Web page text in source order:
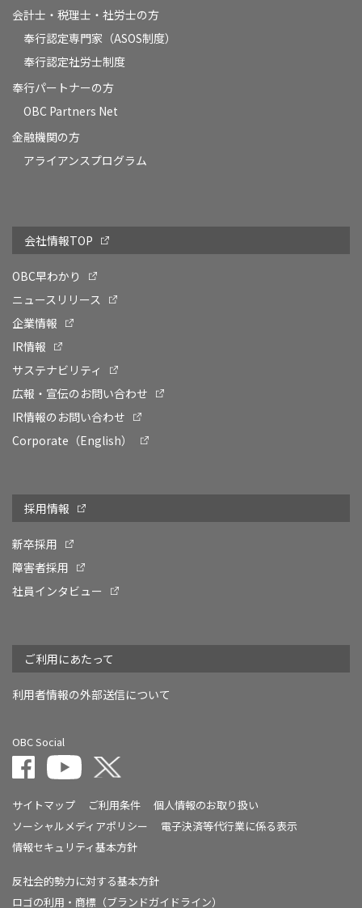
会計士・税理士・社労士の方
奉行認定専門家（ASOS制度）
奉行認定社労士制度
奉行パートナーの方
OBC Partners Net
金融機関の方
アライアンスプログラム
会社情報TOP
OBC早わかり
ニュースリリース
企業情報
IR情報
サステナビリティ
広報・宣伝のお問い合わせ
IR情報のお問い合わせ
Corporate（English）
採用情報
新卒採用
障害者採用
社員インタビュー
ご利用にあたって
利用者情報の外部送信について
OBC Social
サイトマップ ご利用条件
個人情報のお取り扱い
ソーシャルメディアポリシー
電子決済等代行業に係る表示
情報セキュリティ基本方針
反社会的勢力に対する基本方針
ロゴの利用・商標（ブランドガイドライン）